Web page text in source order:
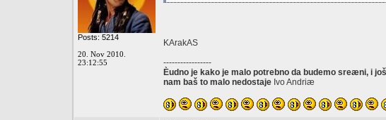
Posts: 5214
20. Nov 2010.
23:12:55
KArakAS
-----------------
Èudno je kako je malo potrebno da budemo sreæni, i
nam baš to malo nedostaje Ivo Andriæ